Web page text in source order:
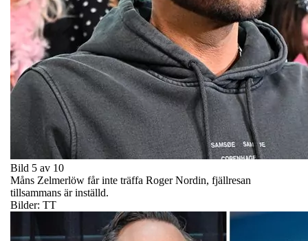
Bild 5 av 10
Måns Zelmerlöw får inte träffa Roger Nordin, fjällresan
tillsammans är inställd.
Bilder: TT